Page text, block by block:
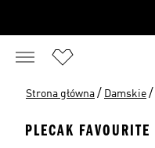
Strona główna / Damskie /
PLECAK FAVOURITE